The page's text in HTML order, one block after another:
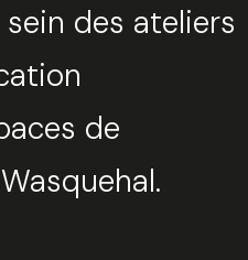
des ateliers
de